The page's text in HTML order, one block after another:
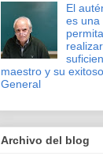
El
es una
maestro y su
General
Archivo del blog